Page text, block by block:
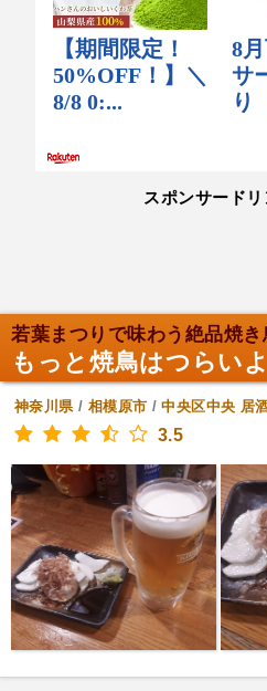
スポンサードリ
若葉まつりで味わう絶品焼き
もっと焼鳥はつらい
神奈川県/ 相模原市 /中央区中央 居
3.5